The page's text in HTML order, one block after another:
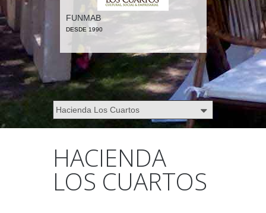
FUNMAB
DESDE 1990
HACIENDA
LOS CUARTOS